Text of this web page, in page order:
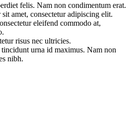
felis. Nam non condimentum erat.
amet, consectetur adipiscing elit.
eleifend commodo at,
risus nec ultricies.
urna id maximus. Nam non
nibh.